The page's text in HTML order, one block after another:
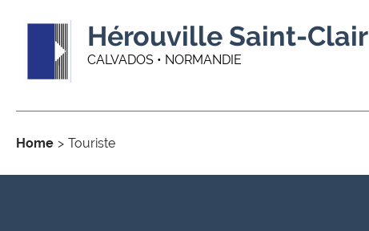
Hérouville Saint-Clair
CALVADOS • NORMANDIE
Home Touriste